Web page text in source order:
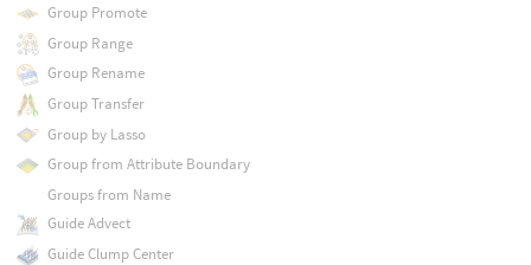
Group Promote
Group Range
Group Rename
Group Transfer
Group by Lasso
Group from Attribute Boundary
Groups from Name
Guide Advect
Guide Clump Center